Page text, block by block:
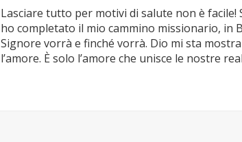
Lasciare tutto per motivi di salute non è facile!
ho completato il mio cammino missionario, in
Signore vorrà e finché vorrà. Dio mi sta
l’amore. È solo l’amore che unisce le nostre